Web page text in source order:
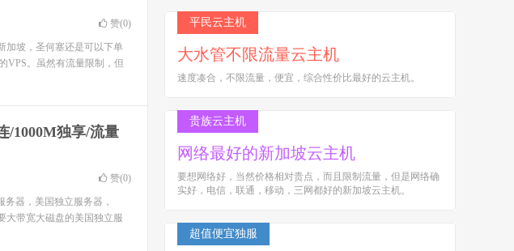
赞(0)
加坡，圣何塞还是可以下单
VPS。虽然有流量限制，但
/1000M独享/流量
赞(0)
器，美国独立服务器，
大带宽大磁盘的美国独立服
平民云主机
大水管不限流量云主机
速度凑合，不限流量，便宜，综合性价比最好的云主机。
贵族云主机
网络最好的新加坡云主机
要想网络好，当然价格相对贵点，而且限制流量，但是网络确
实好，电信，联通，移动，三网都好的新加坡云主机。
超值便宜独服